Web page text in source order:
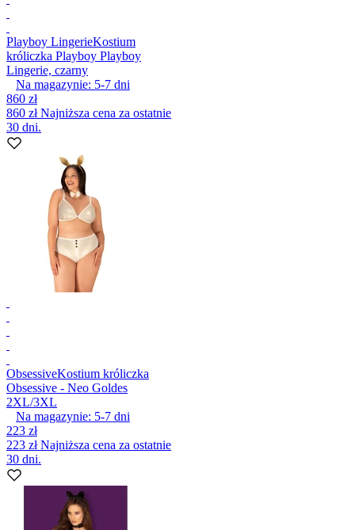
Playboy LingerieKostium
króliczka Playboy Playboy
Lingerie, czarny
Na magazynie: 5-7 dni
860 zł
860 złNajniższa cena za ostatnie
30 dni.
ObsessiveKostium króliczka
Obsessive - Neo Goldes
2XL/3XL
Na magazynie: 5-7 dni
223 zł
223 złNajniższa cena za ostatnie
30 dni.